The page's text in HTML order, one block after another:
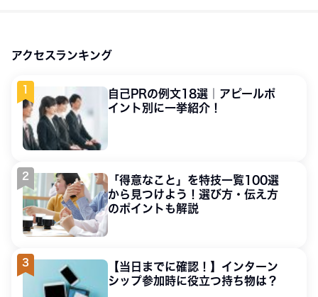
アクセスランキング
自己PRの例文18選｜アピールポ
イント別に一挙紹介！
「得意なこと」を特技一覧100選
から見つけよう！選び方・伝え方
のポイントも解説
【当日までに確認！】インターン
シップ参加時に役立つ持ち物は？